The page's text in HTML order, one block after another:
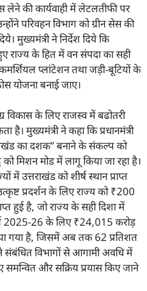
लेने की कार्यवाही में लेटलतीफी पर
परिवहन विभाग को ग्रीन सेस की
मुख्यमंत्री ने निर्देश दिये कि
राज्य के हित में वन संपदा का सही
कमर्शियल प्लांटेशन तथा जड़ी-बूटियों के
योजना बनाई जाए।
विकास के लिए राजस्व में बढोतरी
है। मुख्यमंत्री ने कहा कि प्रधानमंत्री
का दशक” बनाने के संकल्प को
मिशन मोड में लागू किया जा रहा है।
में उत्तराखंड को शीर्ष स्थान प्राप्त
प्रदर्शन के लिए राज्य को ₹200
हुई है, जो राज्य के सही दिशा में
2025-26 के लिए ₹24,015 करोड़
गया है, जिसमें अब तक 62 प्रतिशत
संबंधित विभागों से आगामी अवधि में
समन्वित और सक्रिय प्रयास किए जाने